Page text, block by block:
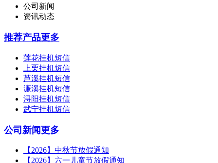
公司新闻
资讯动态
推荐产品更多
莲花挂机短信
上栗挂机短信
芦溪挂机短信
濂溪挂机短信
浔阳挂机短信
武宁挂机短信
公司新闻更多
【2026】中秋节放假通知
【2026】六一儿童节放假通知